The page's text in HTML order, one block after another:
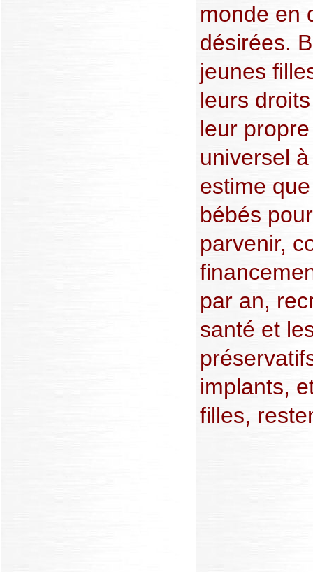
monde en
désirées.
jeunes
leurs
leur
universel
estime
bébés
parvenir,
par an,
santé et
implants,
filles,